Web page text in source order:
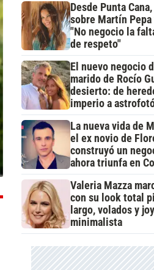
Desde Punta
sobre Martín
"No negocio la
de respeto"
El nuevo negocio
marido de Rocío
desierto: de
imperio a
La nueva vida de
el ex novio de
construyó un
ahora triunfa en
Valeria Mazza
con su look total
largo, volados y
minimalista